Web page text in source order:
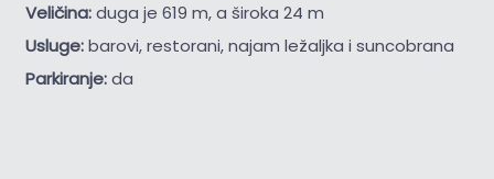
Veličina:duga je 619 m, a široka 24 m
Usluge:barovi, restorani, najam ležaljka i suncobrana
Parkiranje:da